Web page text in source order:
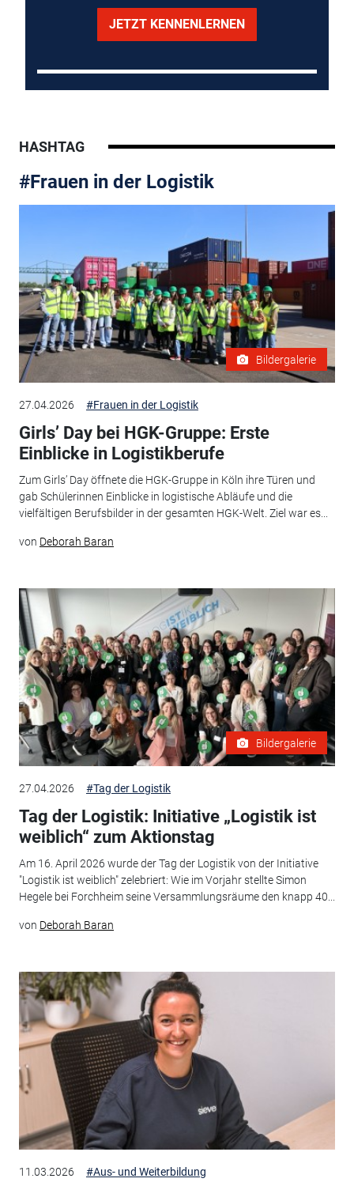
JETZT KENNENLERNEN
HASHTAG
#Frauen in der Logistik
Bildergalerie
27.04.2026 #Frauen in der Logistik
Girls’ Day bei HGK-Gruppe: Erste
Einblicke in Logistikberufe
Zum Girls’ Day öffnete die HGK-Gruppe in Köln ihre Türen und
gab Schülerinnen Einblicke in logistische Abläufe und die
vielfältigen Berufsbilder in der gesamten HGK-Welt. Ziel war es...
von Deborah Baran
Bildergalerie
27.04.2026 #Tag der Logistik
Tag der Logistik: Initiative „Logistik ist
weiblich“ zum Aktionstag
Am 16. April 2026 wurde der Tag der Logistik von der Initiative
"Logistik ist weiblich" zelebriert: Wie im Vorjahr stellte Simon
Hegele bei Forchheim seine Versammlungsräume den knapp 40...
von Deborah Baran
11.03.2026 #Aus- und Weiterbildung